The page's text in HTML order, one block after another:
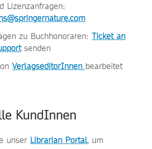
Lizenzanfragen:
zu Buchhonoraren: Ticket an
senden
VerlagseditorInnen bearbeitet
KundInnen
unser Librarian Portal, um